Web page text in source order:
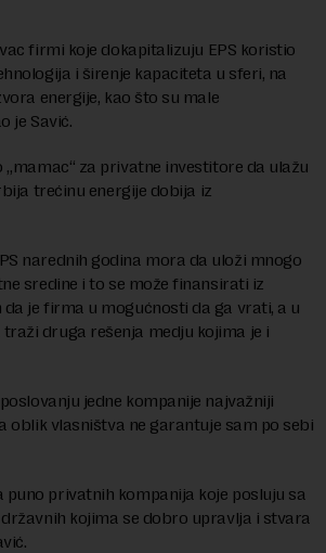
firmi koje dokapitalizuju EPS koristio
i širenje kapaciteta u sferi, na
energije, kao što su male
je Savić.
„mamac“ za privatne investitore da ulažu
trećinu energije dobija iz
narednih godina mora da uloži mnogo
sredine i to se može finansirati iz
je firma u mogućnosti da ga vrati, a u
druga rešenja medju kojima je i
jedne kompanije najvažniji
oblik vlasništva ne garantuje sam po sebi
puno privatnih kompanija koje posluju sa
kojima se dobro upravlja i stvara